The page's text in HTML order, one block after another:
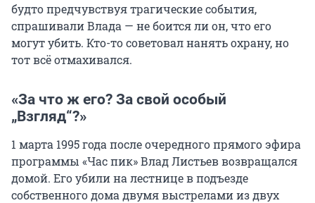
будто предчувствуя трагические события,
спрашивали Влада — не боится ли он, что его
могут убить. Кто-то советовал нанять охрану, но
тот всё отмахивался.
«За что ж его? За свой особый
„Взгляд“?»
1 марта 1995 года после очередного прямого эфира
программы «Час пик» Влад Листьев возвращался
домой. Его убили на лестнице в подъезде
собственного дома двумя выстрелами из двух